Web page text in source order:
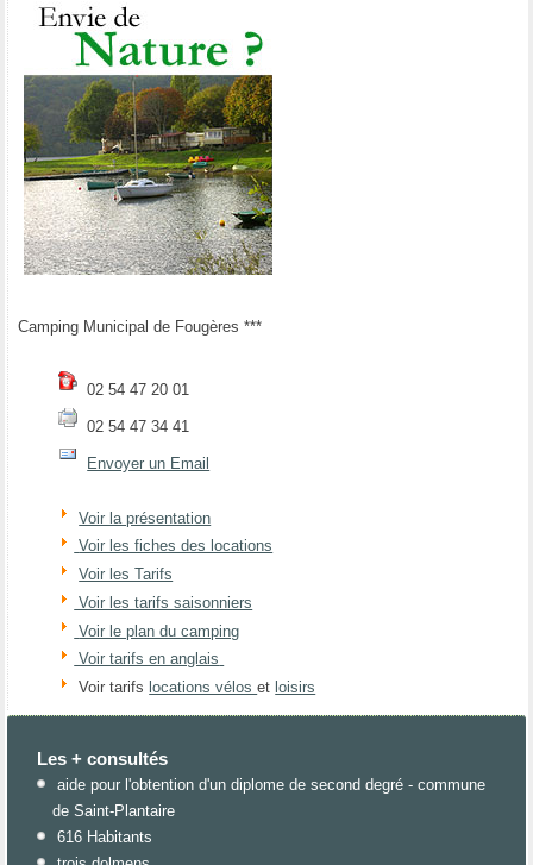
Camping Municipal de Fougères ***
02 54 47 20 01
02 54 47 34 41
Envoyer un Email
Voir la présentation
Voir les fiches des locations
Voir les Tarifs
Voir les tarifs saisonniers
Voir le plan du camping
Voir tarifs en anglais
Voir tarifs locations véloset loisirs
Les + consultés
aide pour l'obtention d'un diplome de second degré - commune
de Saint-Plantaire
616 Habitants